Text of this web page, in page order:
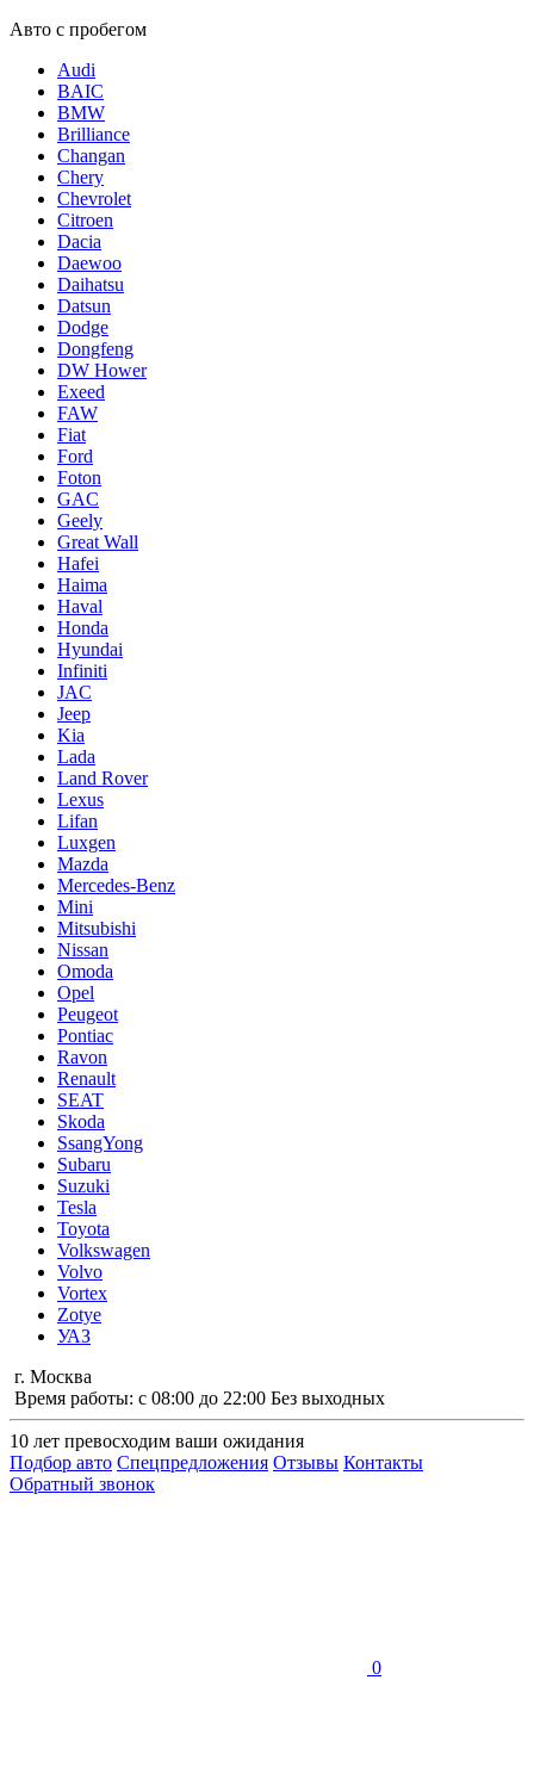
Авто с пробегом
Audi
BAIC
BMW
Brilliance
Changan
Chery
Chevrolet
Citroen
Dacia
Daewoo
Daihatsu
Datsun
Dodge
Dongfeng
DW Hower
Exeed
FAW
Fiat
Ford
Foton
GAC
Geely
Great Wall
Hafei
Haima
Haval
Honda
Hyundai
Infiniti
JAC
Jeep
Kia
Lada
Land Rover
Lexus
Lifan
Luxgen
Mazda
Mercedes-Benz
Mini
Mitsubishi
Nissan
Omoda
Opel
Peugeot
Pontiac
Ravon
Renault
SEAT
Skoda
SsangYong
Subaru
Suzuki
Tesla
Toyota
Volkswagen
Volvo
Vortex
Zotye
УАЗ
г. Москва
Время работы: с 08:00 до 22:00 Без выходных
10 лет превосходим ваши ожидания
Подбор авто Спецпредложения Отзывы Контакты
Обратный звонок
0